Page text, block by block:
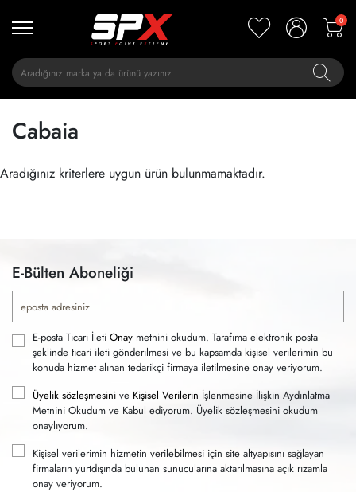
0
Cabaia
Aradığınız kriterlere uygun ürün bulunmamaktadır.
E-Bülten Aboneliği
E-posta Ticari İleti Onaymetnini okudum. Tarafıma elektronik posta
şeklinde ticari ileti gönderilmesi ve bu kapsamda kişisel verilerimin bu
konuda hizmet alınan tedarikçi firmaya iletilmesine onay veriyorum.
Üyelik sözleşmesinive Kişisel Verilerin İşlenmesine İlişkin Aydınlatma
Metnini Okudum ve Kabul ediyorum. Üyelik sözleşmesini okudum
onaylıyorum.
Kişisel verilerimin hizmetin verilebilmesi için site altyapısını sağlayan
firmaların yurtdışında bulunan sunucularına aktarılmasına açık rızamla
onay veriyorum.